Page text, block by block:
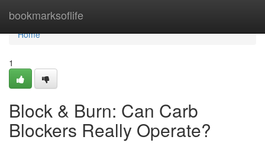
bookmarksoflife
Home
Home
1
Block & Burn: Can Carb
Blockers Really Operate?